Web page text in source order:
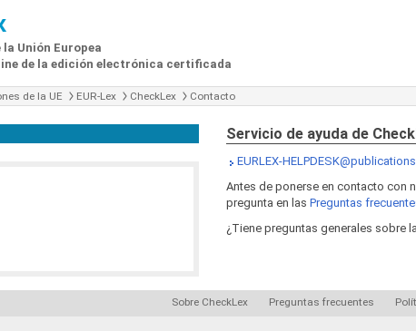
Unión Europea
de la edición electrónica certificada
de la UE EUR-Lex CheckLex Contacto
Servicio de ayuda de
EURLEX-
Antes de ponerse en contacto con
pregunta en las Preguntas
¿Tiene preguntas generales sobre
Sobre CheckLex Preguntas frecuentes